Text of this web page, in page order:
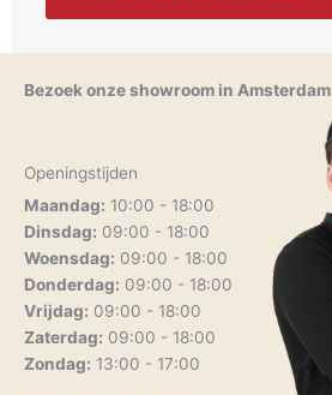
Bezoek onze showroom in Amsterdam
Openingstijden
Maandag: 10:00 - 18:00
Dinsdag: 09:00 - 18:00
Woensdag: 09:00 - 18:00
Donderdag: 09:00 - 18:00
Vrijdag: 09:00 - 18:00
Zaterdag: 09:00 - 18:00
Zondag: 13:00 - 17:00